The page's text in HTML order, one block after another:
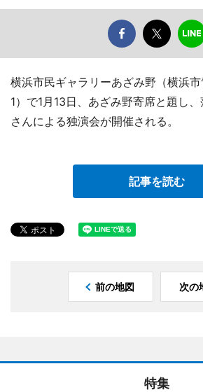
横浜市民ギャラリーあざみ野（横浜
1）で1月13日、あざみ野寄席と題し
さんによる独演会が開催される。
記事を読む
前の地図 次の
特集